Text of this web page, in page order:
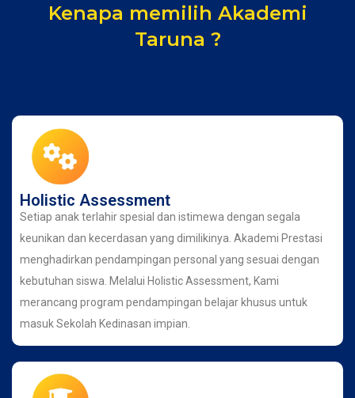
Kenapa memilih Akademi
Taruna ?
Holistic Assessment
Setiap anak terlahir spesial dan istimewa dengan segala
keunikan dan kecerdasan yang dimilikinya. Akademi Prestasi
menghadirkan pendampingan personal yang sesuai dengan
kebutuhan siswa. Melalui Holistic Assessment, Kami
merancang program pendampingan belajar khusus untuk
masuk Sekolah Kedinasan impian.